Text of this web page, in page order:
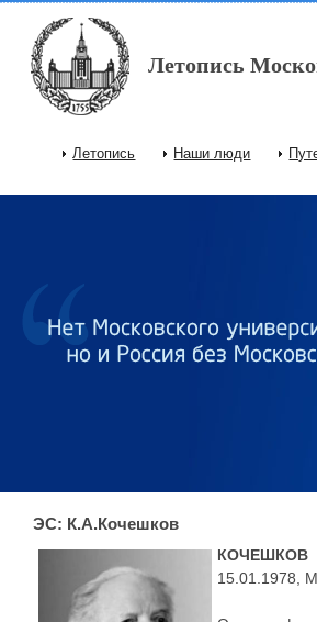
Перейти к основному содержанию
Летопись
Главное меню
Летопись Наши люди
ЭС: К.А.Кочешков
КОЧЕШКОВ
15.01.1978,